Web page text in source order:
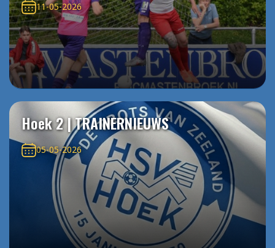
11-05-2026
Hoek 2 | TRAINERNIEUWS
05-05-2026